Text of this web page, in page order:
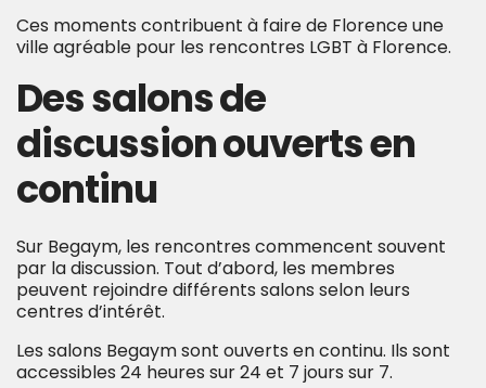
Ces moments contribuent à faire de Florence une
ville agréable pour les rencontres LGBT à Florence.
Des salons de
discussion ouverts en
continu
Sur Begaym, les rencontres commencent souvent
par la discussion. Tout d’abord, les membres
peuvent rejoindre différents salons selon leurs
centres d’intérêt.
Les salons Begaym sont ouverts en continu. Ils sont
accessibles 24 heures sur 24 et 7 jours sur 7.